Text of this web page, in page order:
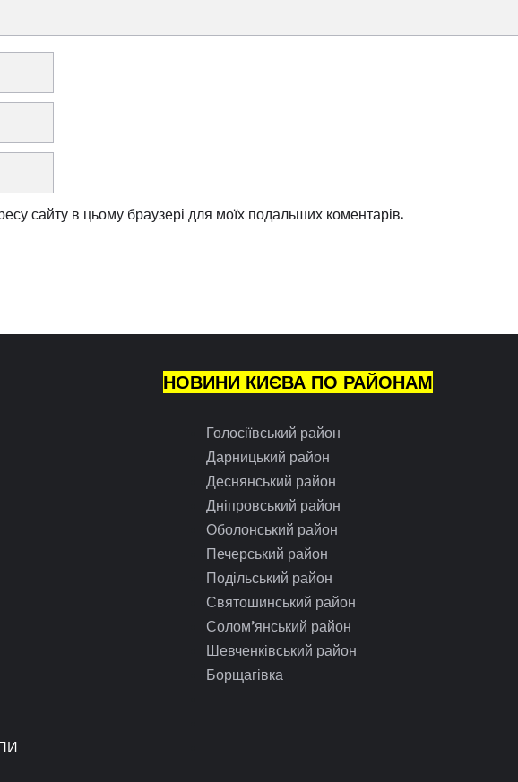
сайту в цьому браузері для моїх подальших коментарів.
НОВИНИ КИЄВА ПО РАЙОНАМ
Голосіївський район
Дарницький район
Деснянський район
Дніпровський район
Оболонський район
Печерський район
Подільський район
Святошинський район
Солом’янський район
Шевченківський район
Борщагівка